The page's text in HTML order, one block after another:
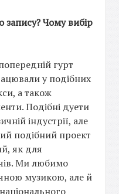
запису? Чому вибір
гурт
у подібних
а також
Подібні дуети
індустрії, але
подібний проект
як для
Ми любимо
музикою, але й